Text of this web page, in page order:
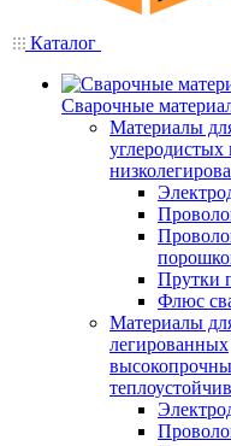
Каталог
Сварочные
Материалы
углеродистых
Прутки
Флюс
Материалы
легированных